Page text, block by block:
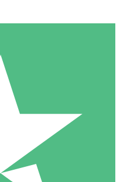
Individuales
Sin compromiso
00